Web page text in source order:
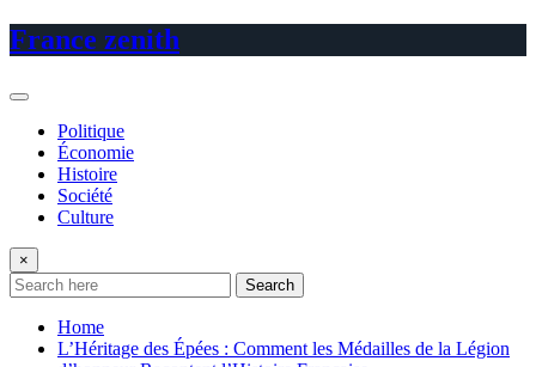
Skip
to
France zenith
Politique
Économie
Histoire
Société
Culture
×
Search
Home
L’Héritage des Épées : Comment les Médailles de la Légion